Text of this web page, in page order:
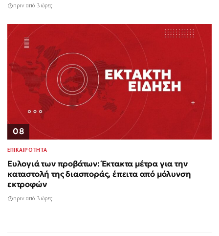
πριν από 3 ώρες
08
ΕΠΙΚΑΙΡΟΤΗΤΑ
Ευλογιά των προβάτων: Έκτακτα μέτρα για την
καταστολή της διασποράς, έπειτα από μόλυνση
εκτροφών
πριν από 3 ώρες